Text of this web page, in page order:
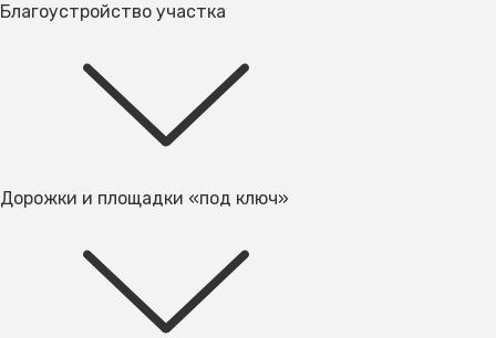
Благоустройство участка
Дорожки и площадки «под ключ»